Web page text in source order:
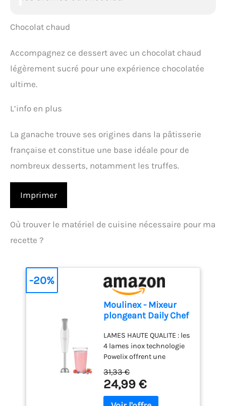
Chocolat chaud
Accompagnez ce dessert avec un chocolat chaud
légèrement sucré pour une expérience chocolatée
ultime.
L’info en plus
La ganache trouve ses origines dans la pâtisserie
française et constitue une base idéale pour de
nombreux desserts, notamment les truffes.
Imprimer
Où trouver le matériel de cuisine nécessaire pour ma
recette ?
Moulinex - Mixeur
plongeant Daily Chef
rapide - Blanc
LAMES HAUTE QUALITE : les
4 lames inox technologie
Powelix offrent une
performance de mixage
durable dans le temps et
des résultats 30 % plus
rapides* ; *comparé à
31,33 €
24,99 €
-20%